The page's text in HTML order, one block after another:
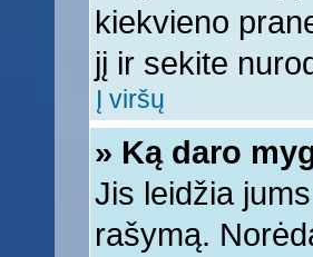
kiekvieno
jį ir sekite
Į viršų
» Ką daro
Jis leidžia
rašymą.